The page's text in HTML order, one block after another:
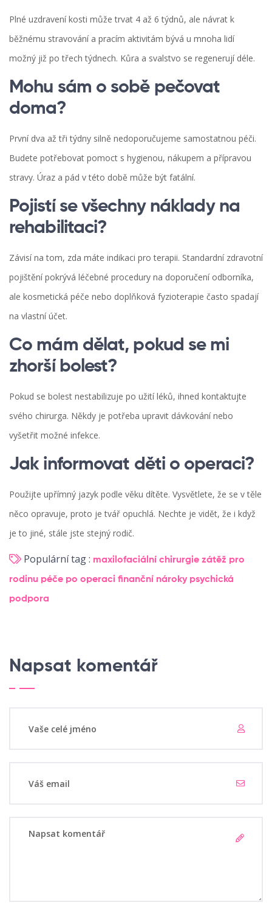
Plné uzdravení kosti může trvat 4 až 6 týdnů, ale návrat k
běžnému stravování a pracím aktivitám bývá u mnoha lidí
možný již po třech týdnech. Kůra a svalstvo se regenerují déle.
Mohu sám o sobě pečovat
doma?
První dva až tři týdny silně nedoporučujeme samostatnou péči.
Budete potřebovat pomoct s hygienou, nákupem a přípravou
stravy. Úraz a pád v této době může být fatální.
Pojistí se všechny náklady na
rehabilitaci?
Závisí na tom, zda máte indikaci pro terapii. Standardní zdravotní
pojištění pokrývá léčebné procedury na doporučení odborníka,
ale kosmetická péče nebo doplňková fyzioterapie často spadají
na vlastní účet.
Co mám dělat, pokud se mi
zhorší bolest?
Pokud se bolest nestabilizuje po užití léků, ihned kontaktujte
svého chirurga. Někdy je potřeba upravit dávkování nebo
vyšetřit možné infekce.
Jak informovat děti o operaci?
Použijte upřímný jazyk podle věku dítěte. Vysvětlete, že se v těle
něco opravuje, proto je tvář opuchlá. Nechte je vidět, že i když
je to jiné, stále jste stejný rodič.
Populární tag : maxilofaciální chirurgie zátěž pro
rodinu péče po operaci finanční nároky psychická
podpora
Napsat komentář